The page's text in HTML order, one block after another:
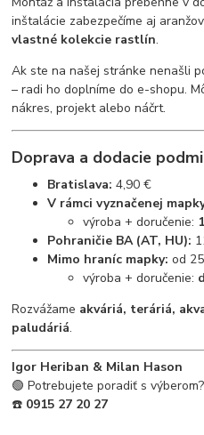
inštalácie zabezpečíme aj
vlastné kolekcie rastlín.
Ak ste na našej stránke nenašli
– radi ho doplníme do e-shopu.
nákres, projekt alebo náčrt.
Doprava a dodacie
Bratislava: 4,90 €
V rámci vyznačenej
výroba + doručenie:
Pohraničie BA (AT, HU):
Mimo hraníc mapky: od
výroba + doručenie:
Rozvážame akváriá, teráriá,
paludáriá.
Igor Heriban & Milan Hason
🟢 Potrebujete poradiť s výberom?
☎️ 0915 27 20 27